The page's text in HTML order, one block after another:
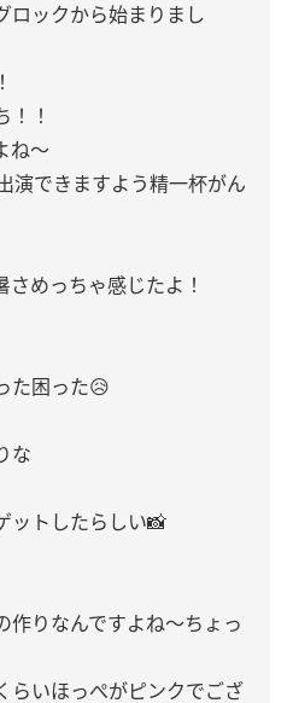
ロックから始まりまし
！
ね〜
演できますよう精一杯がん
めっちゃ感じたよ！
た困った😥
な
ットしたらしい📸
作りなんですよね〜ちょっ
らいほっぺがピンクでござ